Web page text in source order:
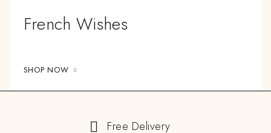
French Wishes
SHOP NOW
Free Delivery